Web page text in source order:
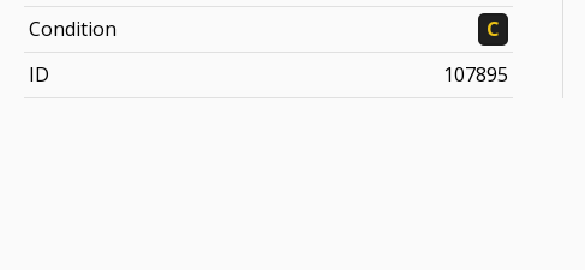
Condition
C
ID
107895